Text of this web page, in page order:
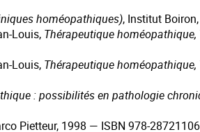
homéopathiques), Institut
Louis, Thérapeutique
Louis, Thérapeutique
: possibilités en pathologie
Pietteur, 1998 — ISBN 978-